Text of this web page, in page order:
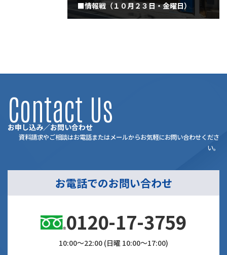
■情報戦（１０月２３日・金曜日）
お申し込み／お問い合わせ
Contact Us
資料請求やご相談はお電話またはメールからお気軽にお問い合わせくださ
い。
お電話でのお問い合わせ
0120-17-3759
10:00～22:00 (日曜 10:00～17:00)